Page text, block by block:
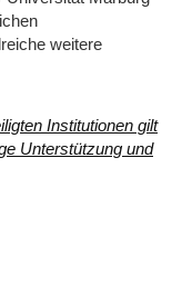
weitere
Institutionen gilt
Unterstützung und